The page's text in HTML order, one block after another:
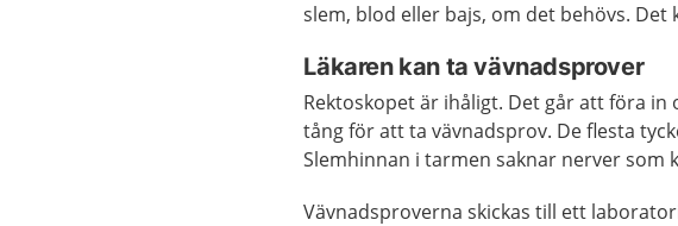
slem, blod eller bajs, om det behövs.
Läkaren kan ta vävnadsprover
Rektoskopet är ihåligt. Det går att föra
tång för att ta vävnadsprov. De flesta
Slemhinnan i tarmen saknar nerver som
Vävnadsproverna skickas till ett